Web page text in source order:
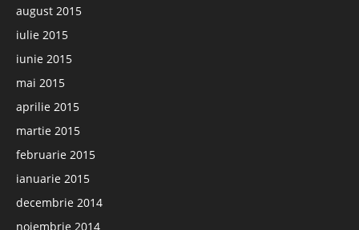
august 2015
iulie 2015
iunie 2015
mai 2015
aprilie 2015
martie 2015
februarie 2015
ianuarie 2015
decembrie 2014
noiembrie 2014